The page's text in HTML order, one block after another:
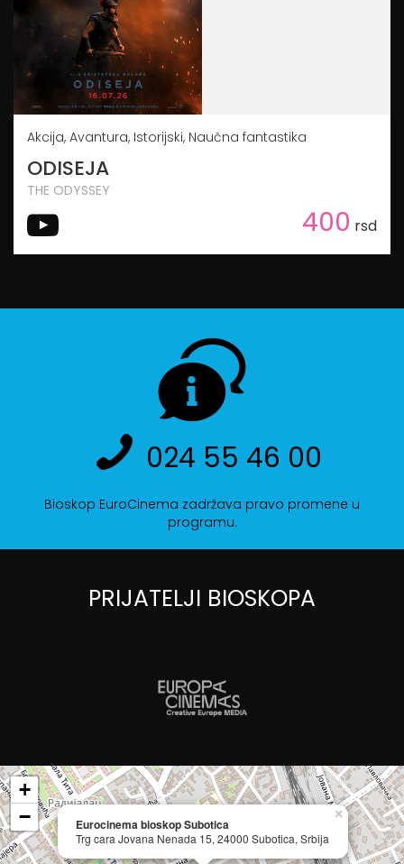
Akcija, Avantura, Istorijski, Naučna fantastika
ODISEJA
THE ODYSSEY
400 rsd
024 55 46 00
Bioskop EuroCinema zadržava pravo promene u
programu.
PRIJATELJI BIOSKOPA
Eurocinema bioskop Subotica
Trg cara Jovana Nenada 15, 24000 Subotica, Srbija
×
+
−